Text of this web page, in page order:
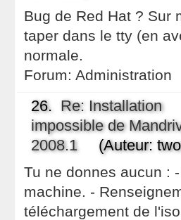
Bug de Red Hat ? Sur
taper dans le tty (en
normale.
Forum: Administration
26. Re: Installation
impossible de
2008.1(Auteur:
Tu ne donnes aucun :
machine. -
téléchargement de